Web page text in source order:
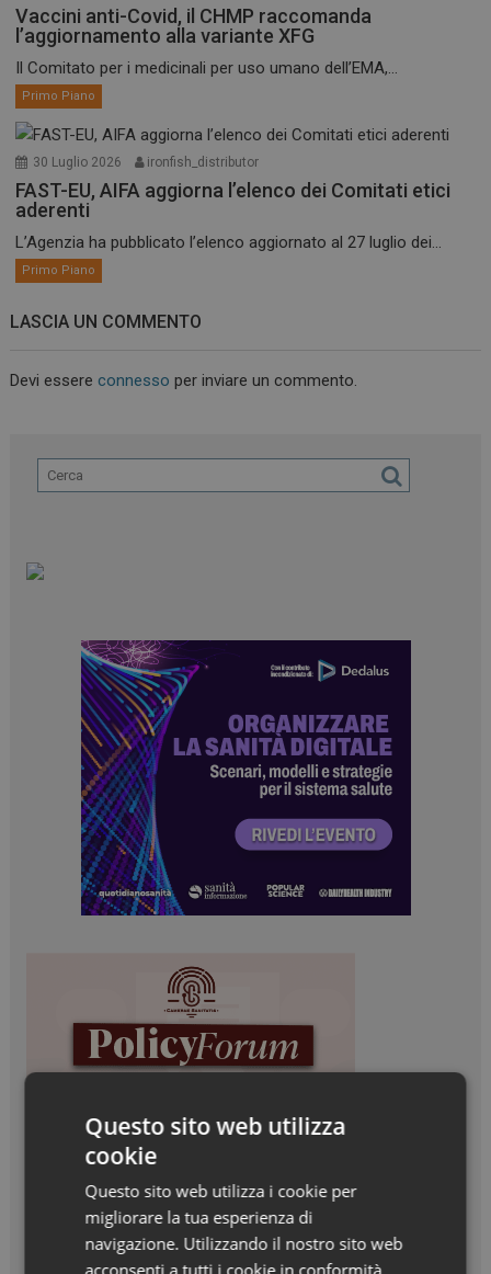
Vaccini anti-Covid, il CHMP raccomanda
l’aggiornamento alla variante XFG
Il Comitato per i medicinali per uso umano dell’EMA,...
Primo Piano
30 Luglio 2026 ironfish_distributor
FAST-EU, AIFA aggiorna l’elenco dei Comitati etici
aderenti
L’Agenzia ha pubblicato l’elenco aggiornato al 27 luglio dei...
Primo Piano
LASCIA UN COMMENTO
Devi essereconnesso per inviare un commento.
Questo sito web utilizza
cookie
Questo sito web utilizza i cookie per
migliorare la tua esperienza di
navigazione. Utilizzando il nostro sito web
acconsenti a tutti i cookie in conformità